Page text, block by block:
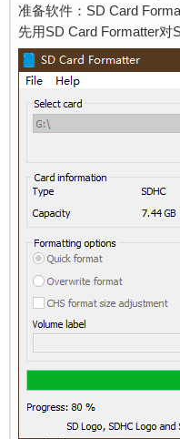
准备软件：SD Card
先用SD Card Formatter对